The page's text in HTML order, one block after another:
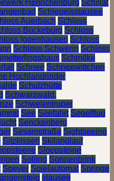
Henrichenburg Schillat
Schlegeisstausee
Auerbach Schloss
Bückeburg Schloss
Iggenhausen Schloss
Schloss Schwerin Schloss
Schmilka
Schnee Schneewittchen
Hochlandrinder
Schutzhütte
Schwarzwald.
Schwelentruper
See Seefahrt Segelflug
Senckenberg
Sesamstraße Sightseeing
Sitzkissen Skilanglauf
Sloopsteine
Solling Sonnenbrink
Speyer Spielautomat Springe
stausee